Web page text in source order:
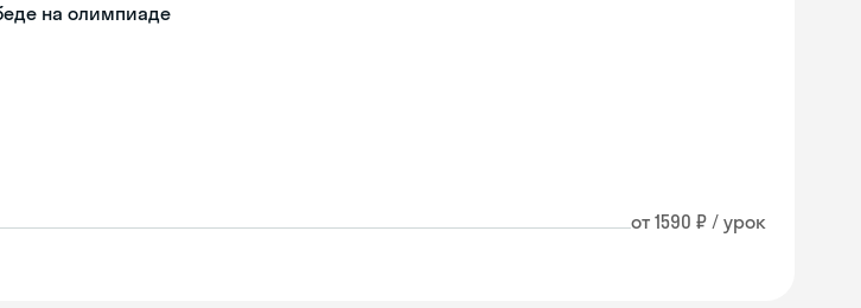
на олимпиаде
от 1590 ₽ / урок